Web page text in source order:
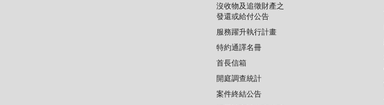
沒收物及追徵財產之
發還或給付公告
服務躍升執行計畫
特約通譯名冊
首長信箱
開庭調查統計
案件終結公告